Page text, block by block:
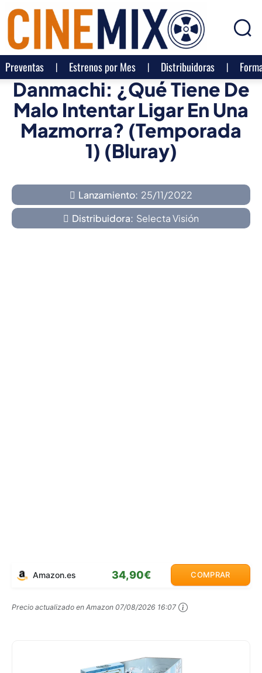
Preventas Estrenos por Mes Distribuidoras
Danmachi: ¿Qué Tiene De
Malo Intentar Ligar En Una
Mazmorra? (Temporada
1) (Bluray)
Lanzamiento: 25/11/2022
Distribuidora: Selecta Visión
Amazon.es 34,90€ COMPRAR
Precio actualizado en Amazon 07/08/2026 16:07